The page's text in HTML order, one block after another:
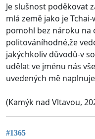
Je slušnost poděkovat
mlá země jako je
pomohl bez nároku na
politováníhodné,že
jakýchkoliv důvodů-v
udělat ve jménu nás
uvedených mě
(Kamýk nad Vltavou,
#1365